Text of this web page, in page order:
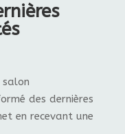
des dernières
en recevant une